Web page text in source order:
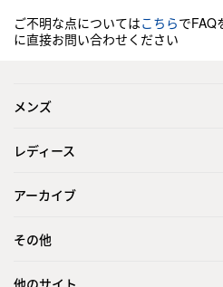
ご不明な点についてはこちらでFAQ
に直接お問い合わせください
メンズ
レディース
アーカイブ
その他
他のサイト